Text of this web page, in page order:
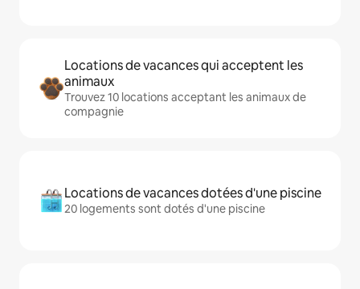
Locations de vacances qui acceptent les
animaux
Trouvez 10 locations acceptant les animaux de
compagnie
Locations de vacances dotées d'une piscine
20 logements sont dotés d'une piscine